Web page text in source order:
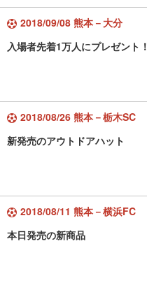
2018/09/08 熊本－大分
入場者先着1万人にプレゼント！
2018/08/26 熊本－栃木SC
新発売のアウトドアハット
2018/08/11 熊本－横浜FC
本日発売の新商品